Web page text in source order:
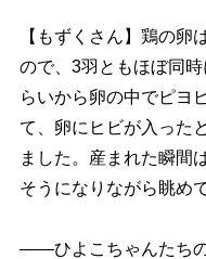
【もずくさん】鶏の卵
ので、3羽ともほぼ同
らいから卵の中でピヨ
て、卵にヒビが入った
ました。産まれた瞬間
そうになりながら眺め
――ひよこちゃんたち